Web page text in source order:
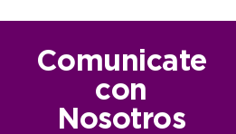
Comunicate
con
Nosotros